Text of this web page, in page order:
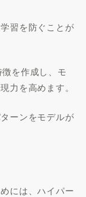
習を防ぐことが
を作成し、モ
力を高めます。
ーンをモデルが
には、ハイパー